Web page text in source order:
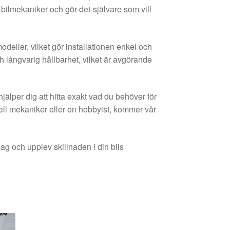
och gör-det-självare som vill
vilket gör installationen enkel och
långvarig hållbarhet, vilket är avgörande
dig att hitta exakt vad du behöver för
mekaniker eller en hobbyist, kommer vår
och upplev skillnaden i din bils